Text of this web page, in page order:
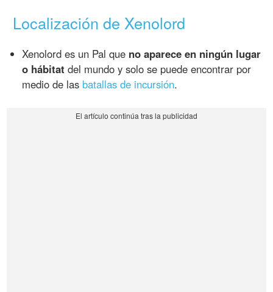
Localización de Xenolord
Xenolord es un Pal que no aparece en ningún lugar
o hábitat del mundo y solo se puede encontrar por
medio de las batallas de incursión.